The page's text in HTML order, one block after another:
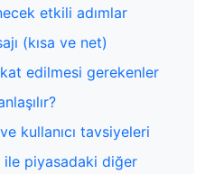
etkili adımlar
(kısa ve net)
edilmesi gerekenler
kullanıcı tavsiyeleri
ile piyasadaki diğer